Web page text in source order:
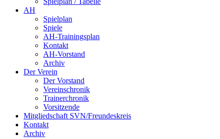
AH
Spielplan
Spiele
AH-Trainingsplan
Kontakt
AH-Vorstand
Archiv
Der Verein
Der Vorstand
Vereinschronik
Trainerchronik
Vorsitzende
Mitgliedschaft SVN/Freundeskreis
Kontakt
Archiv